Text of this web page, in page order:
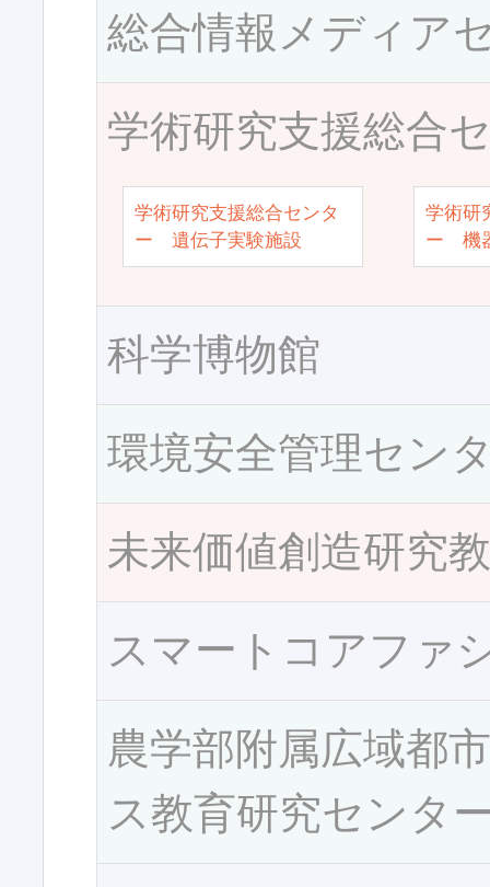
総合情報メディア
学術研究支援総合
学術研究支援総合センタ
ー 遺伝子実験施設
学術研
ー 機
科学博物館
環境安全管理セン
未来価値創造研究
スマートコアファ
農学部附属広域都
ス教育研究センタ